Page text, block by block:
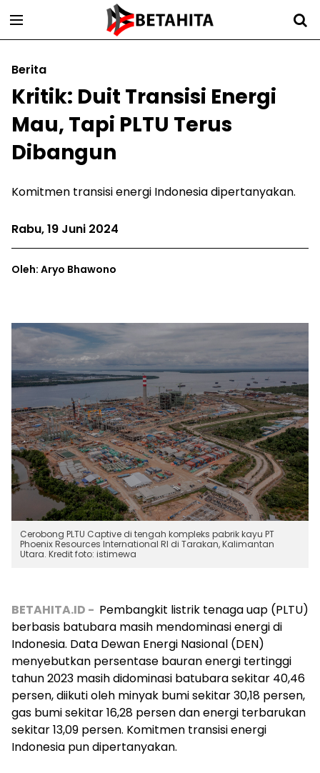
Berita
Kritik: Duit Transisi Energi
Mau, Tapi PLTU Terus
Dibangun
Komitmen transisi energi Indonesia dipertanyakan.
Rabu, 19 Juni 2024
Oleh: Aryo Bhawono
Cerobong PLTU Captive di tengah kompleks pabrik kayu PT
Phoenix Resources International RI di Tarakan, Kalimantan
Utara. Kredit foto: istimewa
BETAHITA.ID - Pembangkit listrik tenaga uap (PLTU)
berbasis batubara masih mendominasi energi di
Indonesia. Data Dewan Energi Nasional (DEN)
menyebutkan persentase bauran energi tertinggi
tahun 2023 masih didominasi batubara sekitar 40,46
persen, diikuti oleh minyak bumi sekitar 30,18 persen,
gas bumi sekitar 16,28 persen dan energi terbarukan
sekitar 13,09 persen. Komitmen transisi energi
Indonesia pun dipertanyakan.